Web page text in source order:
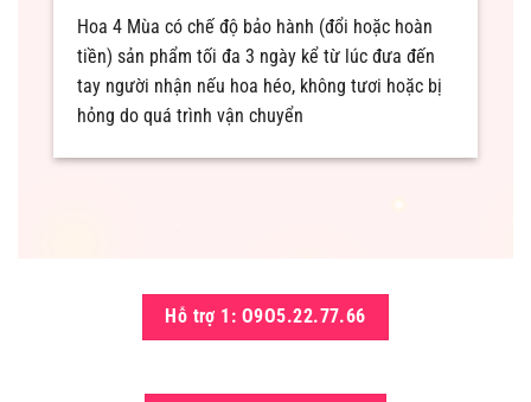
Hoa 4 Mùa có chế độ bảo hành (đổi hoặc hoàn
tiền) sản phẩm tối đa 3 ngày kể từ lúc đưa đến
tay người nhận nếu hoa héo, không tươi hoặc bị
hỏng do quá trình vận chuyển
Hỗ trợ 1: O9O5.22.77.66